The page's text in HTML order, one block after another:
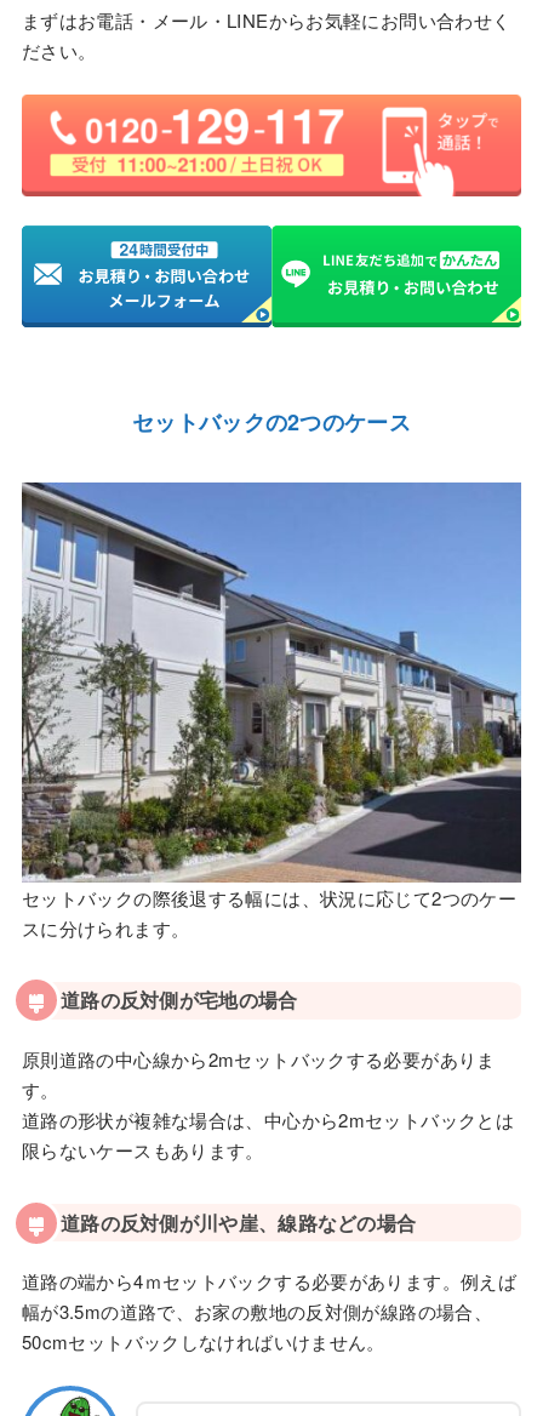
まずはお電話・メール・LINEからお気軽にお問い合わせく
ださい。
セットバックの2つのケース
セットバックの際後退する幅には、状況に応じて2つのケー
スに分けられます。
道路の反対側が宅地の場合
原則道路の中心線から2mセットバックする必要がありま
す。
道路の形状が複雑な場合は、中心から2mセットバックとは
限らないケースもあります。
道路の反対側が川や崖、線路などの場合
道路の端から4ｍセットバックする必要があります。例えば
幅が3.5mの道路で、お家の敷地の反対側が線路の場合、
50cmセットバックしなければいけません。